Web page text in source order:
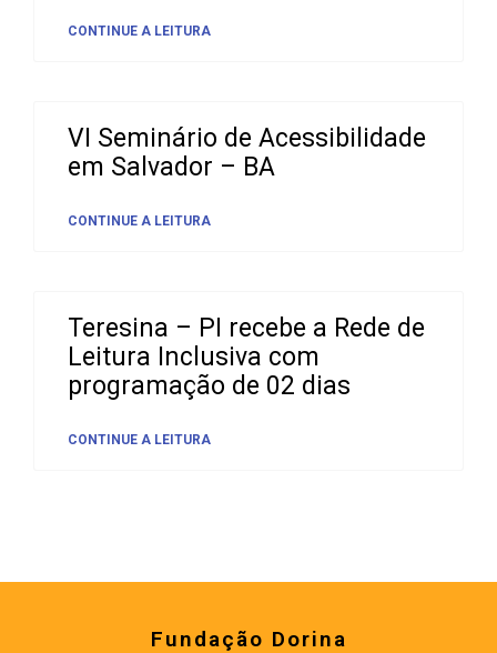
CONTINUE A LEITURA
VI Seminário de Acessibilidade
em Salvador – BA
CONTINUE A LEITURA
Teresina – PI recebe a Rede de
Leitura Inclusiva com
programação de 02 dias
CONTINUE A LEITURA
Fundação Dorina